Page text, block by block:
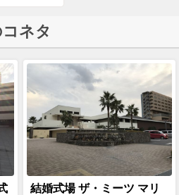
ネタ
結婚式場 ザ・ミーツ マリ